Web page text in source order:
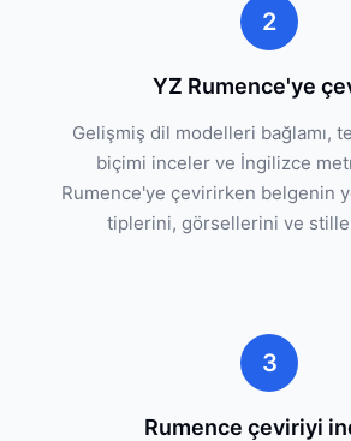
2
YZ Rumence'ye
Gelişmiş dil modelleri bağlamı,
biçimi inceler ve İngilizce
Rumence'ye çevirirken belgenin
tiplerini, görsellerini ve
3
Rumence çeviriyi